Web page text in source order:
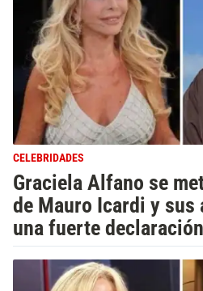
CELEBRIDADES
Graciela Alfano se
de Mauro Icardi y sus
una fuerte declaración